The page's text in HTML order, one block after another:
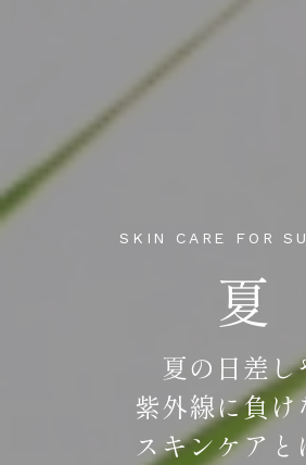
SKIN CARE FOR
夏
夏の日差し
紫外線に負け
スキンケアと